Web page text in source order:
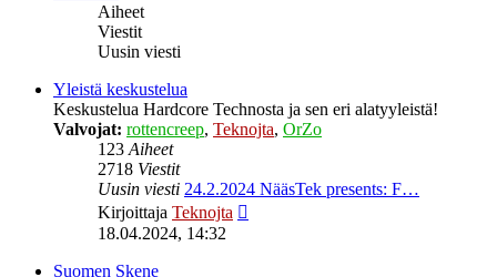
Aiheet
Viestit
Uusin viesti
Yleistä keskustelua
Keskustelua Hardcore Technosta ja sen eri alatyyleistä!
Valvojat: rottencreep, Teknojta, OrZo
123Aiheet
2718 Viestit
Uusin viesti 24.2.2024 NääsTek presents: F…
Kirjoittaja Teknojta
18.04.2024, 14:32
Suomen Skene